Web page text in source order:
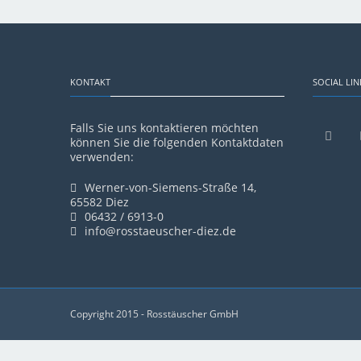
KONTAKT
Falls Sie uns kontaktieren möchten
können Sie die folgenden Kontaktdaten
verwenden:
Werner-von-Siemens-Straße 14,
65582 Diez
06432 / 6913-0
info@rosstaeuscher-diez.de
SOCIAL
Copyright 2015 - Rosstäuscher GmbH